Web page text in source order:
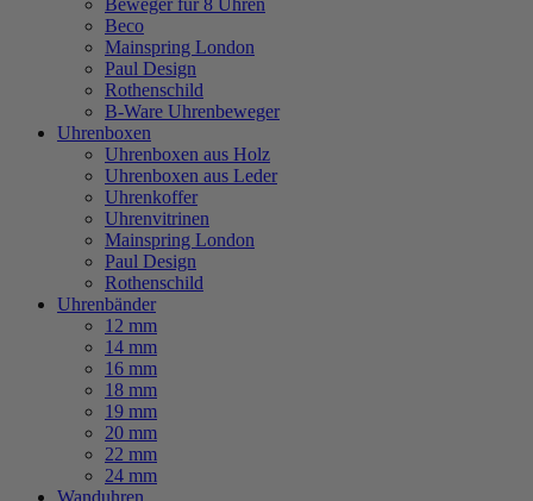
Beweger für 8 Uhren
Beco
Mainspring London
Paul Design
Rothenschild
B-Ware Uhrenbeweger
Uhrenboxen
Uhrenboxen aus Holz
Uhrenboxen aus Leder
Uhrenkoffer
Uhrenvitrinen
Mainspring London
Paul Design
Rothenschild
Uhrenbänder
12 mm
14 mm
16 mm
18 mm
19 mm
20 mm
22 mm
24 mm
Wanduhren